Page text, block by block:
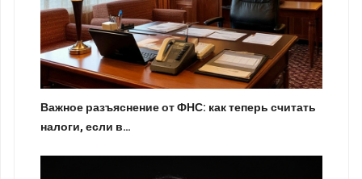
Важное разъяснение от ФНС: как теперь считать
налоги, если в…